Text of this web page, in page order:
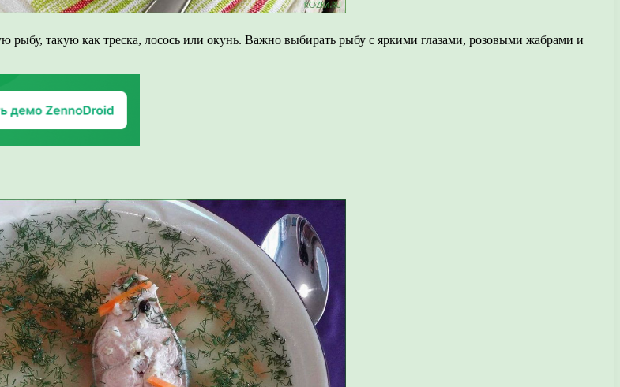
рыбу, такую как треска, лосось или окунь. Важно выбирать рыбу с яркими глазами, розовыми жабрами и